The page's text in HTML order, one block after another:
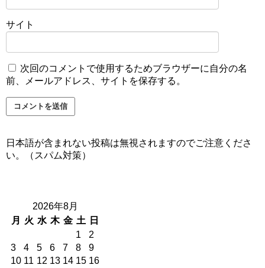
サイト
次回のコメントで使用するためブラウザーに自分の名
前、メールアドレス、サイトを保存する。
日本語が含まれない投稿は無視されますのでご注意くださ
い。（スパム対策）
2026年8月
月
火 水 木 金 土
日
1
2
3
4 5 6 7 8
9
10 11 12 13 14 15 16